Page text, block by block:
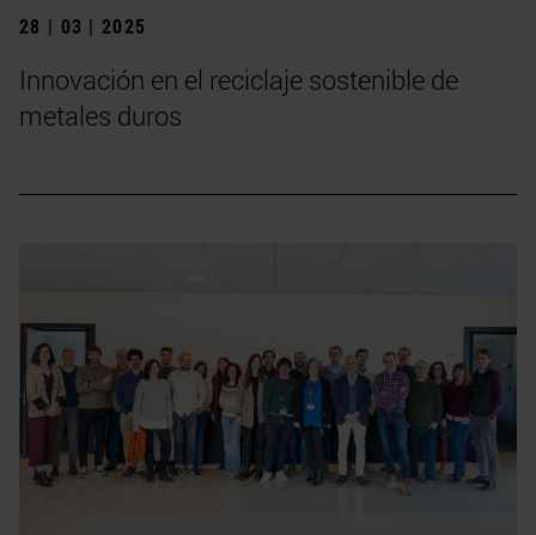
28 | 03 | 2025
Innovación en el reciclaje sostenible de
metales duros